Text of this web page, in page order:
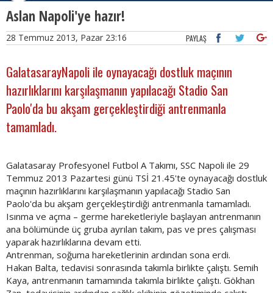
Aslan Napoli'ye hazır!
28 Temmuz 2013, Pazar 23:16 PAYLAŞ
GalatasarayNapoli ile oynayacağı dostluk maçının
hazırlıklarını karşılaşmanın yapılacağı Stadio San
Paolo'da bu akşam gerçekleştirdiği antrenmanla
tamamladı.
Galatasaray Profesyonel Futbol A Takımı, SSC Napoli ile 29
Temmuz 2013 Pazartesi günü TSİ 21.45'te oynayacağı dostluk
maçının hazırlıklarını karşılaşmanın yapılacağı Stadio San
Paolo'da bu akşam gerçekleştirdiği antrenmanla tamamladı.
Isınma ve açma – germe hareketleriyle başlayan antrenmanın
ana bölümünde üç gruba ayrılan takım, pas ve pres çalışması
yaparak hazırlıklarına devam etti.
Antrenman, soğuma hareketlerinin ardından sona erdi.
Hakan Balta, tedavisi sonrasında takımla birlikte çalıştı. Semih
Kaya, antrenmanın tamamında takımla birlikte çalıştı. Gökhan